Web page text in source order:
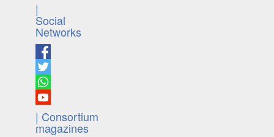
|
Social
Networks
| Consortium
magazines